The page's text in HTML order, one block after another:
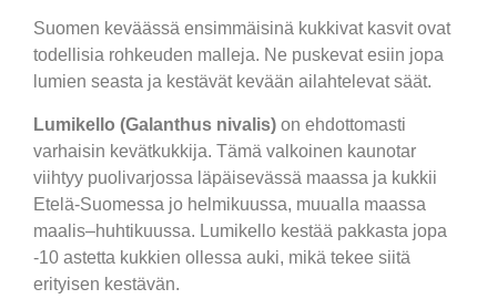
Suomen keväässä ensimmäisinä kukkivat kasvit ovat
todellisia rohkeuden malleja. Ne puskevat esiin jopa
lumien seasta ja kestävät kevään ailahtelevat säät.
Lumikello (Galanthus nivalis) on ehdottomasti
varhaisin kevätkukkija. Tämä valkoinen kaunotar
viihtyy puolivarjossa läpäisevässä maassa ja kukkii
Etelä-Suomessa jo helmikuussa, muualla maassa
maalis–huhtikuussa. Lumikello kestää pakkasta jopa
-10 astetta kukkien ollessa auki, mikä tekee siitä
erityisen kestävän.